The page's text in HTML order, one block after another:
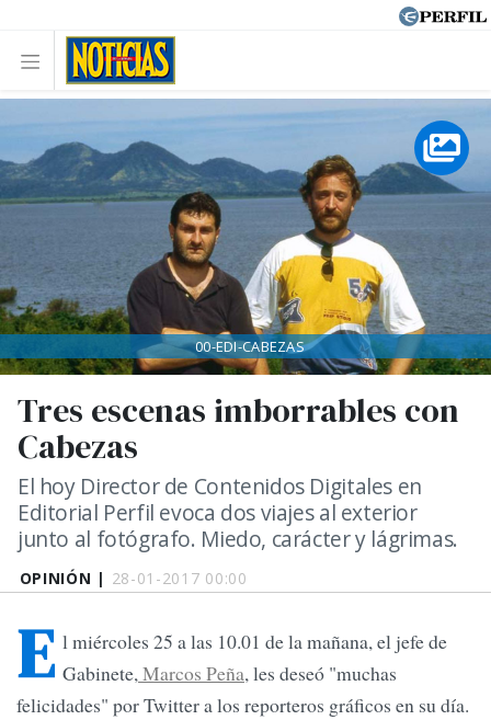
OPINIÓN | 28-01-2017 00:00
Tres escenas imborrables con
Cabezas
El hoy Director de Contenidos Digitales en
Editorial Perfil evoca dos viajes al exterior
junto al fotógrafo. Miedo, carácter y lágrimas.
00-EDI-CABEZAS
E l miércoles 25 a las 10.01 de la mañana, el jefe de
Gabinete,Marcos Peña, les deseó "muchas
felicidades" por Twitter a los reporteros gráficos en su día.